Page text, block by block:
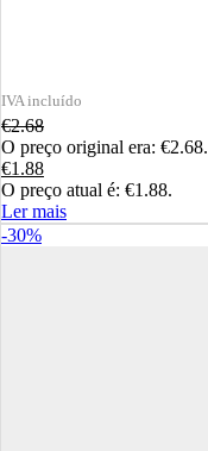
€2.68
O preço original era: €2.68.
€1.88
O preço atual é: €1.88.
Ler mais
-30%